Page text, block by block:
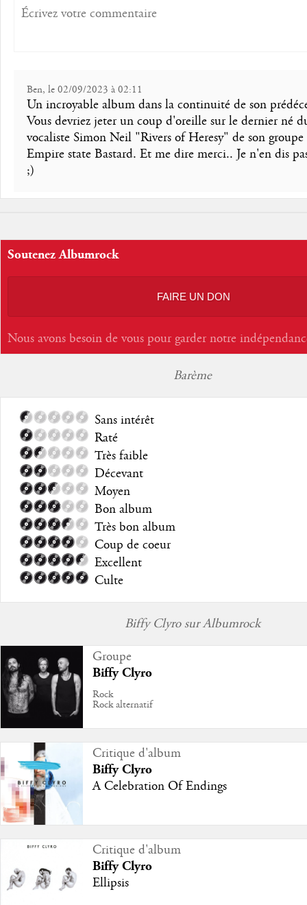
Ben, le 02/09/2023 à 02:11
Un incroyable album dans la continuité de son
Vous devriez jeter un coup d'oreille sur le dernier né
vocaliste Simon Neil "Rivers of Heresy" de son groupe
Empire state Bastard. Et me dire merci.. Je n'en dis
;)
Soutenez Albumrock
FAIRE UN DON
Nous avons besoin de vous pour garder notre
Barème
Sans intérêt
Raté
Très faible
Décevant
Moyen
Bon album
Très bon album
Coup de coeur
Excellent
Culte
Biffy Clyro sur Albumrock
Groupe
Biffy Clyro
Rock
Rock alternatif
Critique d'album
Biffy Clyro
A Celebration Of Endings
Critique d'album
Biffy Clyro
Ellipsis